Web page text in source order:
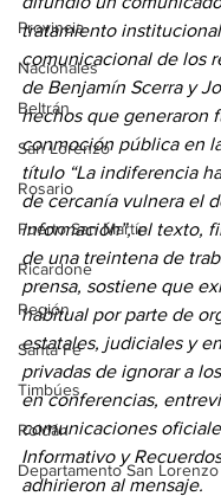
Provincia
Nacionales
Beltrán
San Lorenzo
Rosario
Puerto San Martín
Ricardone
Región
Santa Fe
Timbúes
Roldán
Departamento San Lorenzo
tratamiento
comunicacional de los
de Benjamín Scerra y
hechos que generaron
conmoción pública en
título “La indiferencia
de cercanía vulnera el
información”, el texto,
de una treintena de
prensa, sostiene que
habitual por parte de
estatales, judiciales y
privadas de ignorar a
en conferencias,
comunicaciones
Informativo y
adhirieron al mensaje.